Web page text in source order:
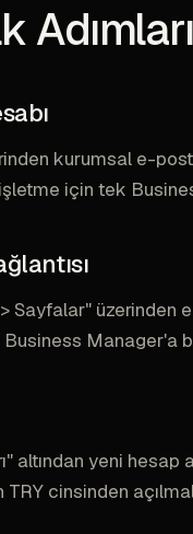
Adımları
kurumsal e-
için tek
Sayfalar" üzerinden
Manager'a
altından yeni hesap
cinsinden